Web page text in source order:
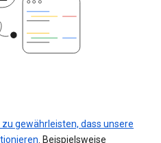
gewährleisten, dass unsere
. Beispielsweise